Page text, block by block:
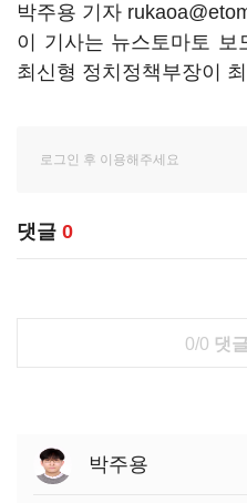
박주용 기자
이 기사는 뉴스토마토
최신형 정치정책부장이
댓글 0
0/0 댓
박주용